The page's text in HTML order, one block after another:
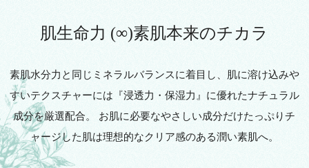
肌生命力 (∞)素肌本来のチカラ
素肌水分力と同じミネラルバランスに着目し、肌に溶け込みや
すいテクスチャーには『浸透力・保湿力』に優れたナチュラル
成分を厳選配合。
お肌に必要なやさしい成分だけたっぷりチ
ャージした肌は理想的なクリア感のある潤い素肌へ。